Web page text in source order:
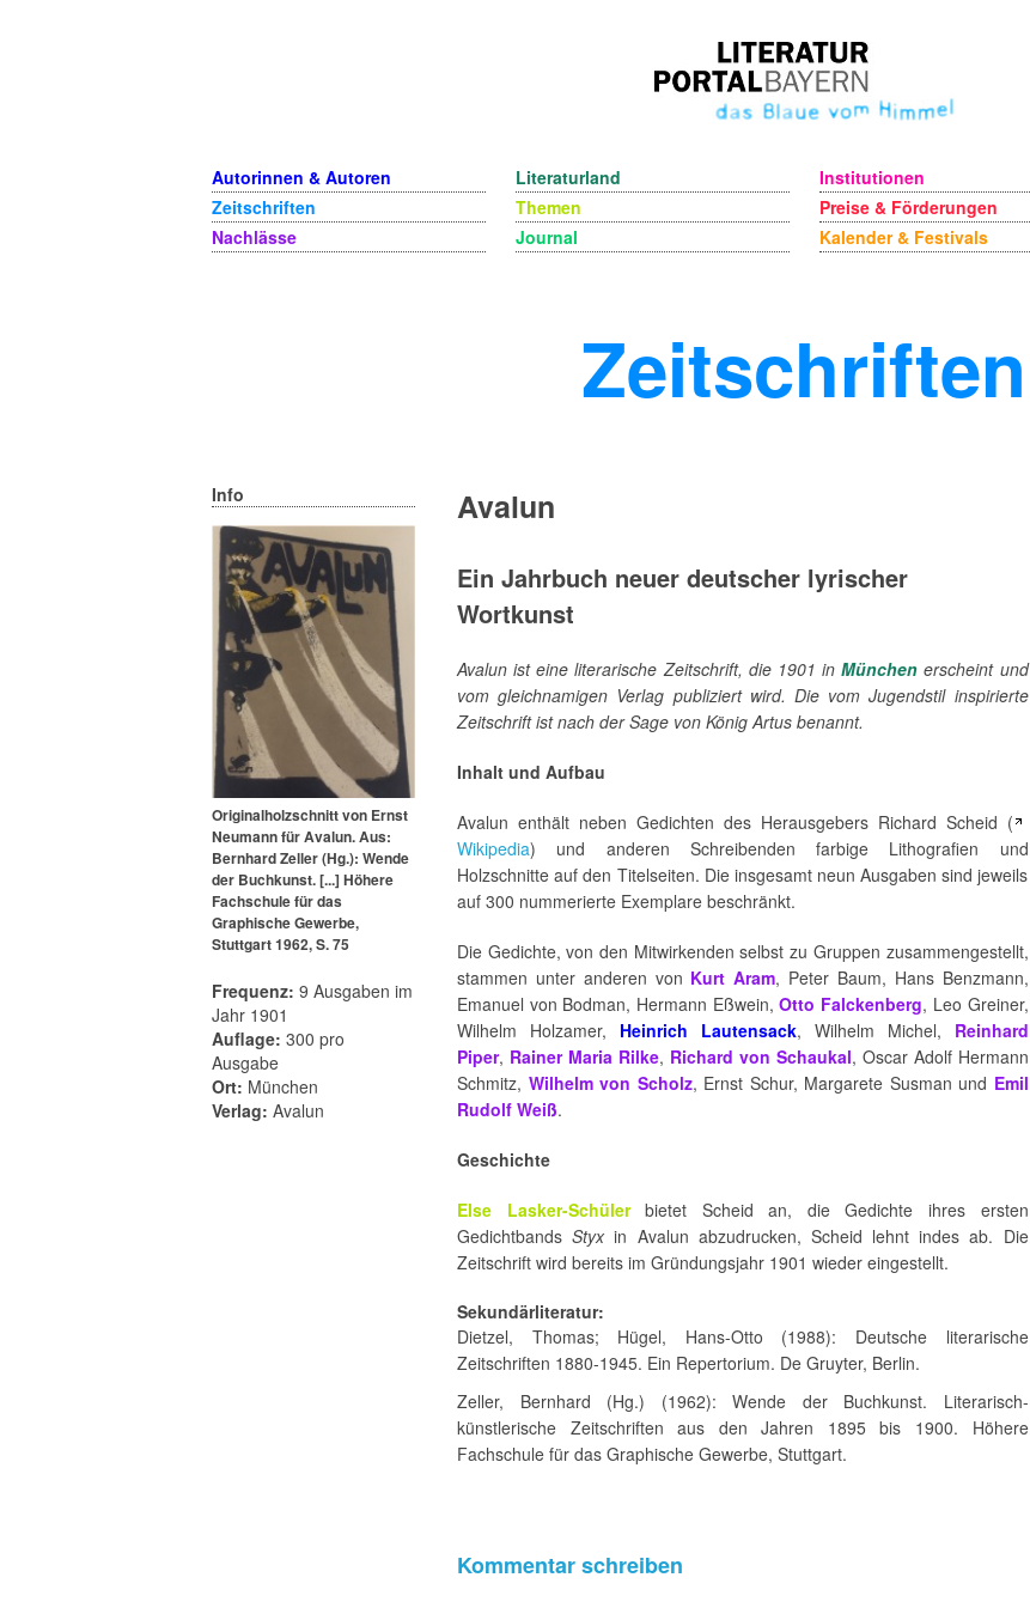
Autorinnen & Autoren
Zeitschriften
Nachlässe
Literaturland
Themen
Journal
Institutionen
Preise & Förderungen
Kalender & Festivals
Zeitschriften
Info
Originalholzschnitt von Ernst
Neumann für Avalun. Aus:
Bernhard Zeller (Hg.): Wende
der Buchkunst. [...] Höhere
Fachschule für das
Graphische Gewerbe,
Stuttgart 1962, S. 75
Frequenz: 9 Ausgaben im
Jahr 1901
Auflage: 300 pro
Ausgabe
Ort: München
Verlag: Avalun
Avalun
Ein Jahrbuch neuer deutscher lyrischer
Wortkunst
Avalun ist eine literarische Zeitschrift, die 1901 inMünchen erscheint und
vom gleichnamigen Verlag publiziert wird. Die vom Jugendstil inspirierte
Zeitschrift ist nach der Sage von König Artus benannt.
Inhalt und Aufbau
Avalun enthält neben Gedichten des Herausgebers Richard Scheid (
Wikipedia) und anderen Schreibenden farbige Lithografien und
Holzschnitte auf den Titelseiten. Die insgesamt neun Ausgaben sind jeweils
auf 300 nummerierte Exemplare beschränkt.
Die Gedichte, von den Mitwirkenden selbst zu Gruppen zusammengestellt,
stammen unter anderen von Kurt Aram, Peter Baum, Hans Benzmann,
Emanuel von Bodman, Hermann Eßwein,Otto Falckenberg, Leo Greiner,
Wilhelm Holzamer, Heinrich Lautensack, Wilhelm Michel, Reinhard
Piper, Rainer Maria Rilke, Richard von Schaukal, Oscar Adolf Hermann
Schmitz, Wilhelm von Scholz, Ernst Schur, Margarete Susman und Emil
Rudolf Weiß.
Geschichte
Else Lasker-Schülerbietet Scheid an, die Gedichte ihres ersten
GedichtbandsStyx in Avalun abzudrucken, Scheid lehnt indes ab. Die
Zeitschrift wird bereits im Gründungsjahr 1901 wieder eingestellt.
Sekundärliteratur:
Dietzel, Thomas; Hügel, Hans-Otto (1988): Deutsche literarische
Zeitschriften 1880-1945. Ein Repertorium. De Gruyter, Berlin.
Zeller, Bernhard (Hg.) (1962): Wende der Buchkunst. Literarisch-
künstlerische Zeitschriften aus den Jahren 1895 bis 1900. Höhere
Fachschule für das Graphische Gewerbe, Stuttgart.
Kommentar schreiben